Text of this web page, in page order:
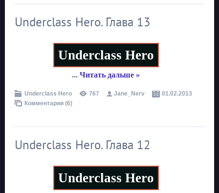
Underclass Hero. Глава 13
Underclass Hero
... Читать дальше »
Underclass Hero 767 Jane_Nerv
01.02.2013
Комментарии (6)
Underclass Hero. Глава 12
Underclass Hero